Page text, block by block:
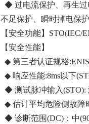
◆ 过电流保护、再生过
不足保护、瞬时掉电保
【安全功能】STO(IEC/
【安全性能】
◆ 第三者认证规格
◆ 响应性能:8ms以下
◆ 测试脉冲输入(STO):
◆ 估计平均危险侧故障
◆ 诊断范围(DC)：中